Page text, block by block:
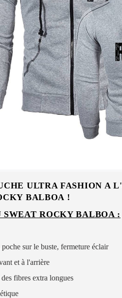
ULTRA FASHION A
BALBOA !
ROCKY BALBOA :
sur le buste, fermeture éclair
et à l'arrière
des fibres extra longues